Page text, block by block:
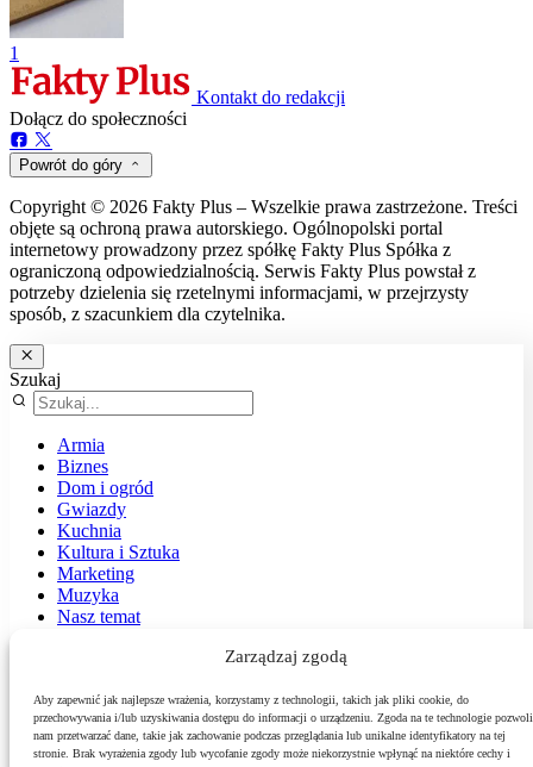
Zarządzaj zgodą
Aby zapewnić jak najlepsze wrażenia, korzystamy z technologii, takich jak pliki cookie, do
przechowywania i/lub uzyskiwania dostępu do informacji o urządzeniu. Zgoda na te technologie pozwoli
nam przetwarzać dane, takie jak zachowanie podczas przeglądania lub unikalne identyfikatory na tej
stronie. Brak wyrażenia zgody lub wycofanie zgody może niekorzystnie wpłynąć na niektóre cechy i
1
Kontakt do redakcji
Dołącz do społeczności
Powrót do góry
Copyright © 2026 Fakty Plus – Wszelkie prawa zastrzeżone. Treści
objęte są ochroną prawa autorskiego. Ogólnopolski portal
internetowy prowadzony przez spółkę Fakty Plus Spółka z
ograniczoną odpowiedzialnością. Serwis Fakty Plus powstał z
potrzeby dzielenia się rzetelnymi informacjami, w przejrzysty
sposób, z szacunkiem dla czytelnika.
Szukaj
Armia
Biznes
Dom i ogród
Gwiazdy
Kuchnia
Kultura i Sztuka
Marketing
Muzyka
Nasz temat
Sport
Środowisko
Styl